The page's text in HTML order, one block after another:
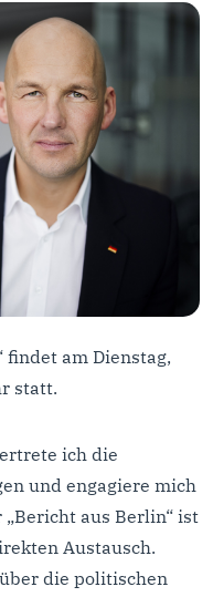
findet am Dienstag,
statt.
ich die
und engagiere mich
aus Berlin“ ist
Austausch.
die politischen